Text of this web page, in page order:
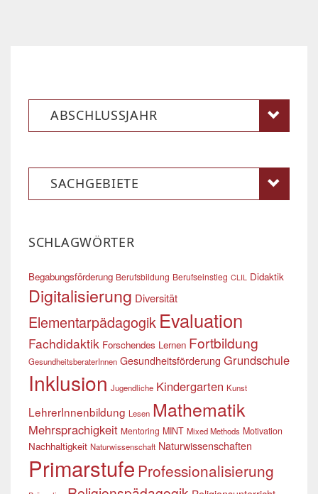
ABSCHLUSSJAHR
SACHGEBIETE
SCHLAGWÖRTER
Begabungsförderung Berufsbildung Berufseinstieg CLIL Didaktik
Digitalisierung Diversität
Elementarpädagogik Evaluation
Fachdidaktik Forschendes Lernen Fortbildung
GesundheitsberaterInnen Gesundheitsförderung Grundschule
Inklusion Jugendliche Kindergarten Kunst
LehrerInnenbildung Lesen Mathematik
Mehrsprachigkeit Mentoring MINT Mixed Methods Motivation
Nachhaltigkeit Naturwissenschaft Naturwissenschaften
Primarstufe Professionalisierung